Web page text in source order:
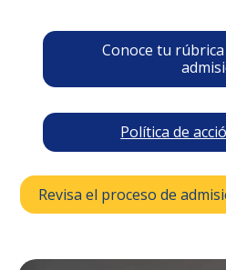
Conoce tu
Política de
Revisa el proceso de